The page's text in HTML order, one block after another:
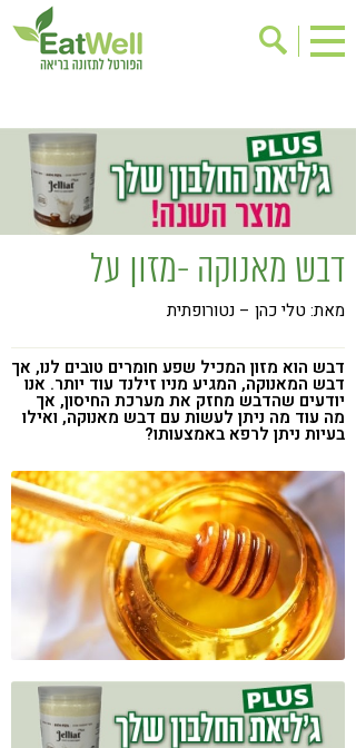
בישול בריא
אינדקס עסקים
ריפוי ומניעת מחלות
בריאות האישה
תוספי תזונה
מתכוני בריאות
אירועים
שינוי תזונתי
גישות בתזונה
ניקוי רעלים
מזונות על
ילדים
תזונה וספורט
הפרעות קשב & ריכוז
אכילה רגשית
רגישות לגלוטן
טעים להכיר
קורונה
טבעונות
דבש מאנוקה -מזון על
מאת: טלי כהן – נטורופתית
דבש הוא מזון המכיל שפע חומרים טובים לנו, אך
דבש המאנוקה, המגיע מניו זילנד עוד יותר. אנו
יודעים שהדבש מחזק את מערכת החיסון, אך
מה עוד מה ניתן לעשות עם דבש מאנוקה, ואילו
בעיות ניתן לרפא באמצעותו?